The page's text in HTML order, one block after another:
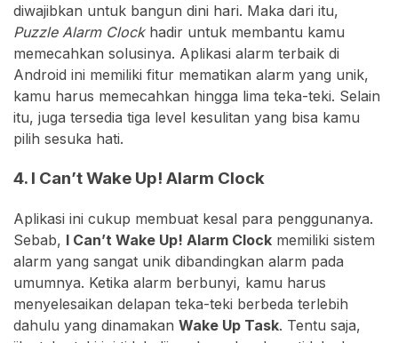
diwajibkan untuk bangun dini hari. Maka dari itu,
Puzzle Alarm Clockhadir untuk membantu kamu
memecahkan solusinya. Aplikasi alarm terbaik di
Android ini memiliki fitur mematikan alarm yang unik,
kamu harus memecahkan hingga lima teka-teki. Selain
itu, juga tersedia tiga level kesulitan yang bisa kamu
pilih sesuka hati.
4. I Can’t Wake Up! Alarm Clock
Aplikasi ini cukup membuat kesal para penggunanya.
Sebab, I Can’t Wake Up! Alarm Clock memiliki sistem
alarm yang sangat unik dibandingkan alarm pada
umumnya. Ketika alarm berbunyi, kamu harus
menyelesaikan delapan teka-teki berbeda terlebih
dahulu yang dinamakan Wake Up Task. Tentu saja,